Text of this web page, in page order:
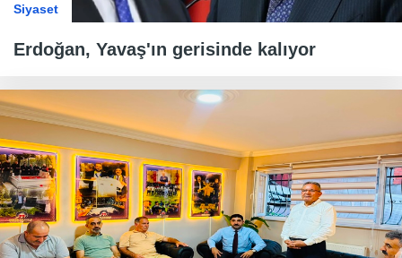
Siyaset
Erdoğan, Yavaş'ın gerisinde kalıyor